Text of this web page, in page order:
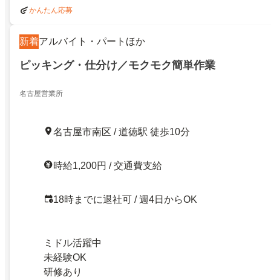
かんたん応募
新着アルバイト・パートほか
ピッキング・仕分け／モクモク簡単作業
名古屋営業所
名古屋市南区 / 道徳駅 徒歩10分
時給1,200円 / 交通費支給
18時までに退社可 / 週4日からOK
ミドル活躍中
未経験OK
研修あり